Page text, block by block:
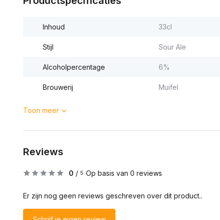
Inhoud 33cl
Stijl Sour Ale
Alcoholpercentage 6%
Brouwerij Muifel
Toon meer
Reviews
0 / 5 Op basis van 0 reviews
Er zijn nog geen reviews geschreven over dit product..